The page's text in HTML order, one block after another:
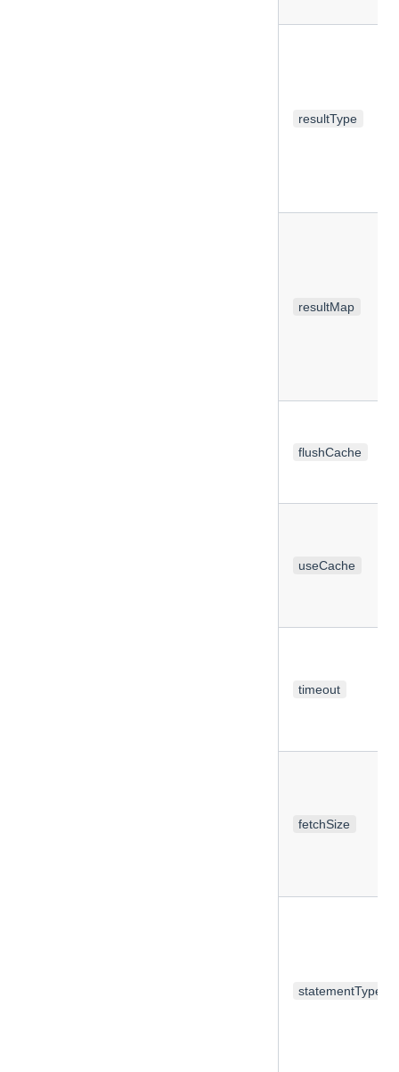
resultType
resultMap
flushCache
useCache
timeout
fetchSize
statementType